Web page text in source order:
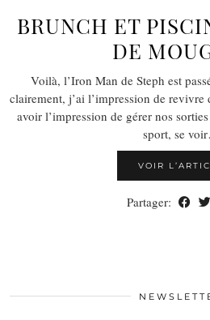
BRUNCH ET
DE
Voilà, l’Iron Man de Steph est
clairement, j’ai l’impression de
avoir l’impression de gérer nos
sport, se
VOIR
Partager: